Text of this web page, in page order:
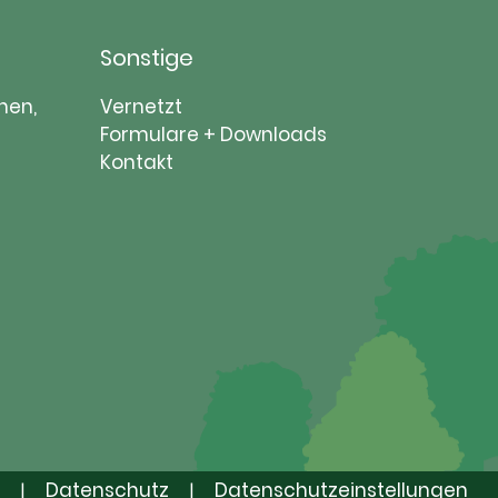
Sonstige
Navigation
überspringen
Vernetzt
Formulare + Downloads
Kontakt
| Datenschutz | Datenschutzeinstellungen